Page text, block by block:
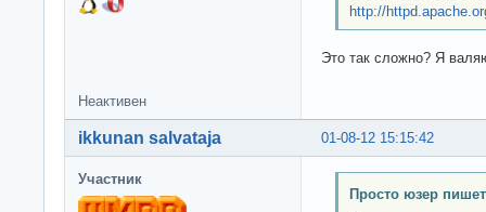
http://
Это так сложно? Я
Неактивен
01-08-12 15:15:42
ikkunan salvataja
Участник
Просто юзер